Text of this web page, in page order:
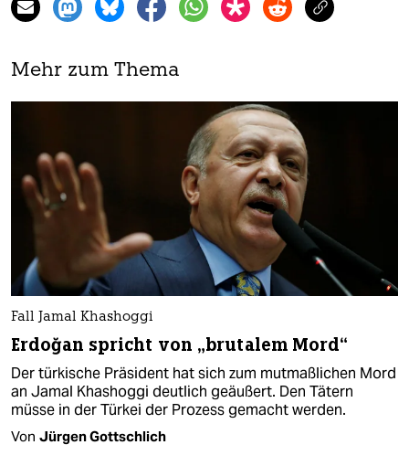
Mehr zum Thema
Fall Jamal Khashoggi
Erdoğan spricht von „brutalem Mord“
Der türkische Präsident hat sich zum mutmaßlichen Mord
an Jamal Khashoggi deutlich geäußert. Den Tätern
müsse in der Türkei der Prozess gemacht werden.
Von Jürgen Gottschlich